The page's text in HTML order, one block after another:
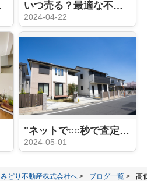
本 いつ売る？最適な不動産売却タイミング
2024-04-22
"ネットで○○秒で査定"はウソ？ホント？：机上査定と訪問査定の違い
2024-05-01
どり不動産株式会社へ ブログ一覧 高